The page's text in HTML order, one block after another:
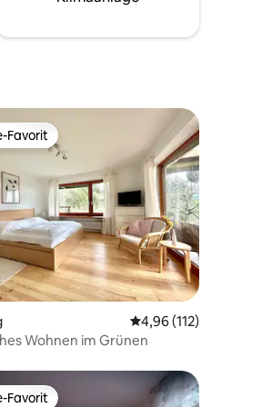
4,98 von 5, 326 Bewertungen
Gäste-Favorit.
Favorit
Durchschnittliche
4,96 (112)
Wohnen im Grünen
Favorit